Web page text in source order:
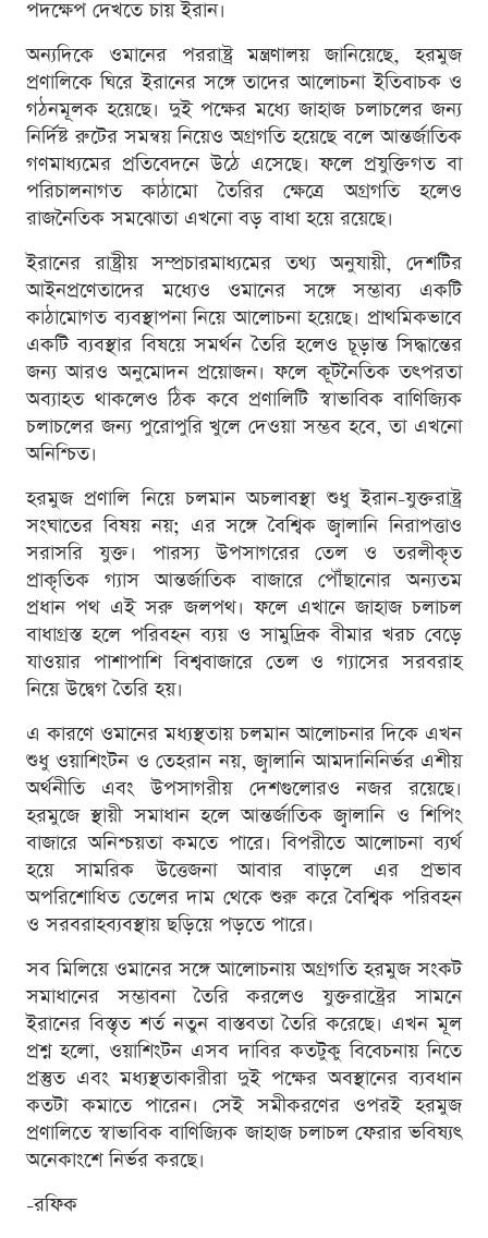
পদক্ষেপ দেখতে চায় ইরান।
অন্যদিকে ওমানের পররাষ্ট্র মন্ত্রণালয় জানিয়েছে, হরমুজ
প্রণালিকে ঘিরে ইরানের সঙ্গে তাদের আলোচনা ইতিবাচক ও
গঠনমূলক হয়েছে। দুই পক্ষের মধ্যে জাহাজ চলাচলের জন্য
নির্দিষ্ট রুটের সমন্বয় নিয়েও অগ্রগতি হয়েছে বলে আন্তর্জাতিক
গণমাধ্যমের প্রতিবেদনে উঠে এসেছে। ফলে প্রযুক্তিগত বা
পরিচালনাগত কাঠামো তৈরির ক্ষেত্রে অগ্রগতি হলেও
রাজনৈতিক সমঝোতা এখনো বড় বাধা হয়ে রয়েছে।
ইরানের রাষ্ট্রীয় সম্প্রচারমাধ্যমের তথ্য অনুযায়ী, দেশটির
আইনপ্রণেতাদের মধ্যেও ওমানের সঙ্গে সম্ভাব্য একটি
কাঠামোগত ব্যবস্থাপনা নিয়ে আলোচনা হয়েছে। প্রাথমিকভাবে
একটি ব্যবস্থার বিষয়ে সমর্থন তৈরি হলেও চূড়ান্ত সিদ্ধান্তের
জন্য আরও অনুমোদন প্রয়োজন। ফলে কূটনৈতিক তৎপরতা
অব্যাহত থাকলেও ঠিক কবে প্রণালিটি স্বাভাবিক বাণিজ্যিক
চলাচলের জন্য পুরোপুরি খুলে দেওয়া সম্ভব হবে, তা এখনো
অনিশ্চিত।
হরমুজ প্রণালি নিয়ে চলমান অচলাবস্থা শুধু ইরান-যুক্তরাষ্ট্র
সংঘাতের বিষয় নয়; এর সঙ্গে বৈশ্বিক জ্বালানি নিরাপত্তাও
সরাসরি যুক্ত। পারস্য উপসাগরের তেল ও তরলীকৃত
প্রাকৃতিক গ্যাস আন্তর্জাতিক বাজারে পৌঁছানোর অন্যতম
প্রধান পথ এই সরু জলপথ। ফলে এখানে জাহাজ চলাচল
বাধাগ্রস্ত হলে পরিবহন ব্যয় ও সামুদ্রিক বীমার খরচ বেড়ে
যাওয়ার পাশাপাশি বিশ্ববাজারে তেল ও গ্যাসের সরবরাহ
নিয়ে উদ্বেগ তৈরি হয়।
এ কারণে ওমানের মধ্যস্থতায় চলমান আলোচনার দিকে এখন
শুধু ওয়াশিংটন ও তেহরান নয়, জ্বালানি আমদানিনির্ভর এশীয়
অর্থনীতি এবং উপসাগরীয় দেশগুলোরও নজর রয়েছে।
হরমুজে স্থায়ী সমাধান হলে আন্তর্জাতিক জ্বালানি ও শিপিং
বাজারে অনিশ্চয়তা কমতে পারে। বিপরীতে আলোচনা ব্যর্থ
হয়ে সামরিক উত্তেজনা আবার বাড়লে এর প্রভাব
অপরিশোধিত তেলের দাম থেকে শুরু করে বৈশ্বিক পরিবহন
ও সরবরাহব্যবস্থায় ছড়িয়ে পড়তে পারে।
সব মিলিয়ে ওমানের সঙ্গে আলোচনায় অগ্রগতি হরমুজ সংকট
সমাধানের সম্ভাবনা তৈরি করলেও যুক্তরাষ্ট্রের সামনে
ইরানের বিস্তৃত শর্ত নতুন বাস্তবতা তৈরি করেছে। এখন মূল
প্রশ্ন হলো, ওয়াশিংটন এসব দাবির কতটুকু বিবেচনায় নিতে
প্রস্তুত এবং মধ্যস্থতাকারীরা দুই পক্ষের অবস্থানের ব্যবধান
কতটা কমাতে পারেন। সেই সমীকরণের ওপরই হরমুজ
প্রণালিতে স্বাভাবিক বাণিজ্যিক জাহাজ চলাচল ফেরার ভবিষ্যৎ
অনেকাংশে নির্ভর করছে।
-রফিক